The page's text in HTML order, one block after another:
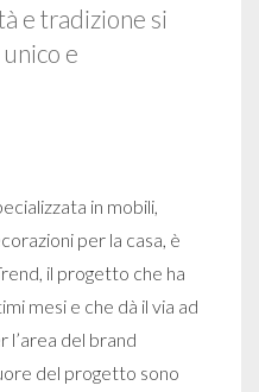
e tradizione si
e
in mobili,
per la casa, è
il progetto che ha
mesi e che dà il via ad
del brand
del progetto sono